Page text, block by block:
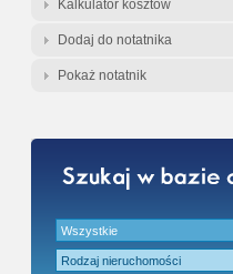
Kalkulator kosztów
Dodaj do notatnika
Pokaż notatnik